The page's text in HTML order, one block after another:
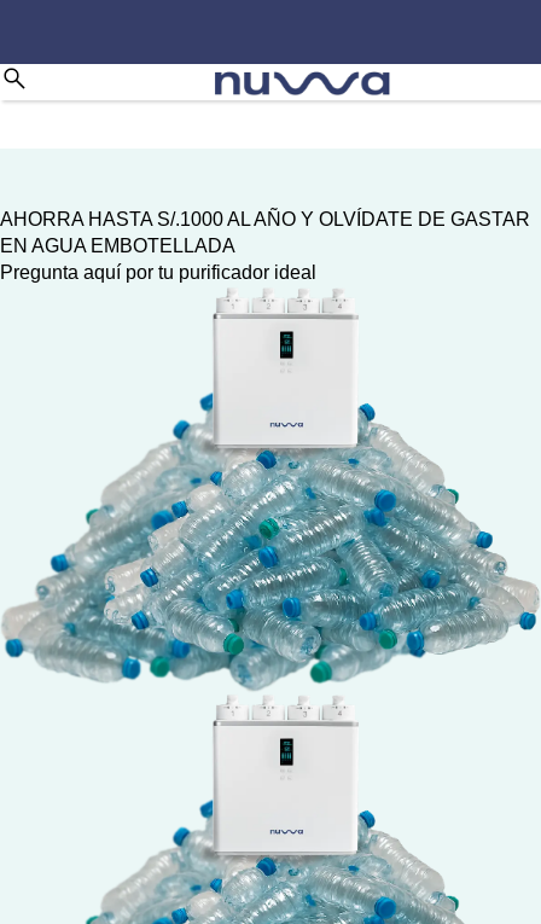
AHORRA HASTA S/.1000 AL AÑO Y OLVÍDATE DE GASTAR
EN AGUA EMBOTELLADA
Pregunta aquí por tu purificador ideal